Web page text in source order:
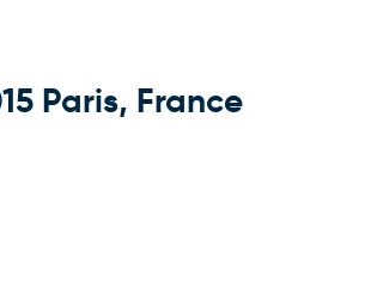
Paris, France